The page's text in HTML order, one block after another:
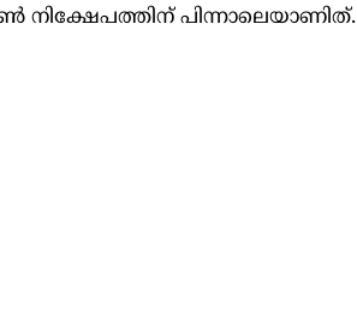
നിക്ഷേപത്തിന് പിന്നാലെയാണിത്.